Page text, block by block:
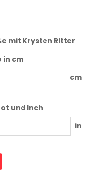
mit Krysten Ritter
in cm
cm
und Inch
in